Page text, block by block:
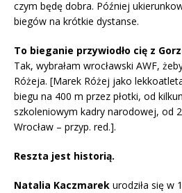
czym będę dobra. Później
biegów na krótkie dystanse.
To bieganie przywiodło cię z
Tak, wybrałam wrocławski AWF,
Różeja. [Marek Różej jako
biegu na 400 m przez płotki, od
szkoleniowym kadry narodowej, od
Wrocław – przyp. red.].
Reszta jest historią.
Natalia Kaczmarek urodziła się w